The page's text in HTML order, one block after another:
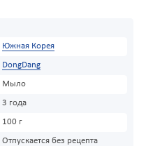
Южная Корея
DongDang
Мыло
3 года
100 г
Отпускается без рецепта